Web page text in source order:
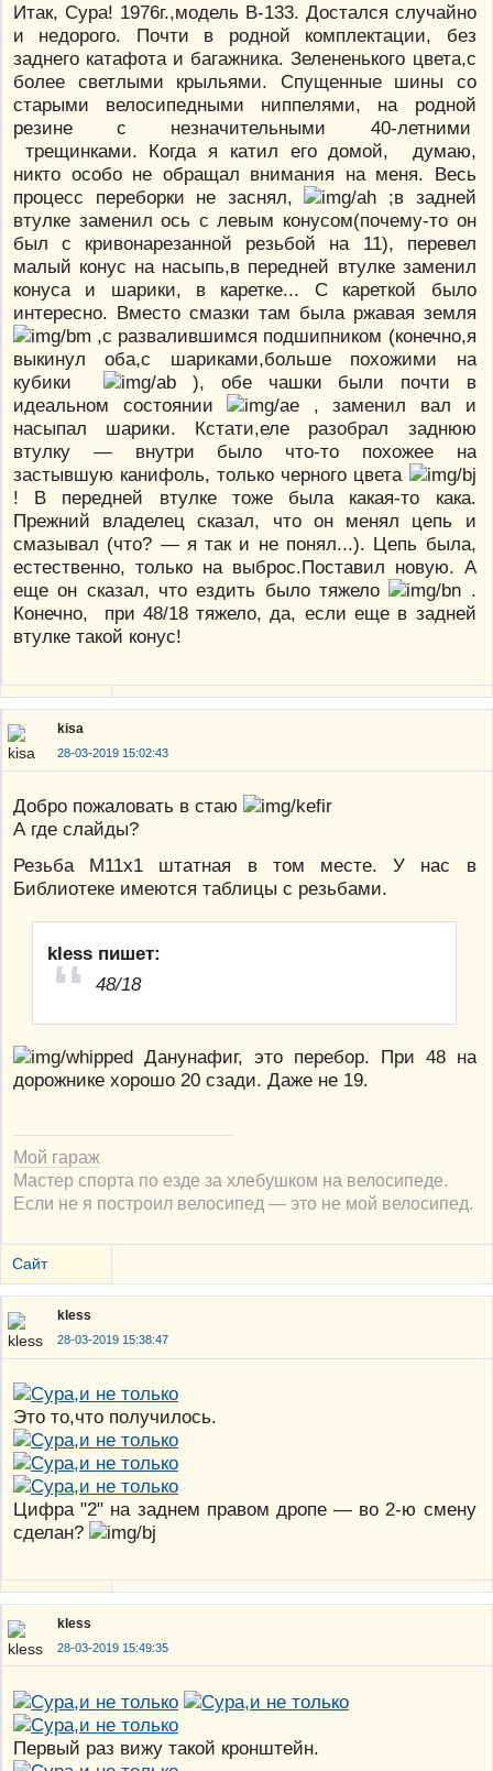
Итак, Сура! 1976г.,модель В-133. Достался случайно
и недорого. Почти в родной комплектации, без
заднего катафота и багажника. Зелененького цвета,с
более светлыми крыльями. Спущенные шины со
старыми велосипедными ниппелями, на родной
резине с незначительными 40-летними
трещинками. Когда я катил его домой, думаю,
никто особо не обращал внимания на меня. Весь
процесс переборки не заснял,
;в задней
втулке заменил ось с левым конусом(почему-то он
был с кривонарезанной резьбой на 11), перевел
малый конус на насыпь,в передней втулке заменил
конуса и шарики, в каретке... С кареткой было
интересно. Вместо смазки там была ржавая земля
,с развалившимся подшипником (конечно,я
выкинул оба,с шариками,больше похожими на
кубики
), обе чашки были почти в
идеальном состоянии
, заменил вал и
насыпал шарики. Кстати,еле разобрал заднюю
втулку — внутри было что-то похожее на
застывшую канифоль, только черного цвета
! В передней втулке тоже была какая-то кака.
Прежний владелец сказал, что он менял цепь и
смазывал (что? — я так и не понял...). Цепь была,
естественно, только на выброс.Поставил новую. А
еще он сказал, что ездить было тяжело
.
Конечно, при 48/18 тяжело, да, если еще в задней
втулке такой конус!
kisa
28-03-2019 15:02:43
Добро пожаловать в стаю
А где слайды?
Резьба М11х1 штатная в том месте. У нас в
Библиотеке имеются таблицы с резьбами.
kless пишет:
48/18
Данунафиг, это перебор. При 48 на
дорожнике хорошо 20 сзади. Даже не 19.
Мой гараж
Мастер спорта по езде за хлебушком на велосипеде.
Если не я построил велосипед — это не мой велосипед.
Сайт
kless
28-03-2019 15:38:47
Это то,что получилось.
Цифра "2" на заднем правом дропе — во 2-ю смену
сделан?
kless
28-03-2019 15:49:35
Первый раз вижу такой кронштейн.